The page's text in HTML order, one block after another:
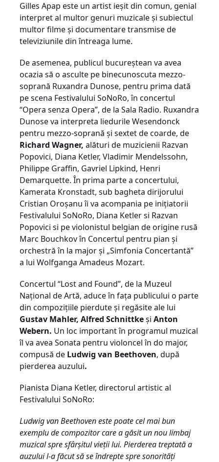
Gilles Apap este un artist ieșit din comun, genial
interpret al multor genuri muzicale și subiectul
multor filme și documentare transmise de
televiziunile din întreaga lume.
De asemenea, publicul bucureștean va avea
ocazia să o asculte pe binecunoscuta mezzo-
soprană Ruxandra Dunose, pentru prima dată
pe scena Festivalului SoNoRo, în concertul
“Opera senza Opera”, de la Sala Radio. Ruxandra
Dunose va interpreta liedurile Wesendonck
pentru mezzo-soprană și sextet de coarde, de
Richard Wagner, alături de muzicienii Razvan
Popovici, Diana Ketler, Vladimir Mendelssohn,
Philippe Graffin, Gavriel Lipkind, Henri
Demarquette. În prima parte a concertului,
Kamerata Kronstadt, sub bagheta dirijorului
Cristian Oroșanu îi va acompania pe inițiatorii
Festivalului SoNoRo, Diana Ketler si Razvan
Popovici si pe violonistul belgian de origine rusă
Marc Bouchkov în Concertul pentru pian și
orchestră în la major și „Simfonia Concertantă”
a lui Wolfganga Amadeus Mozart.
Concertul “Lost and Found”, de la Muzeul
Național de Artă, aduce în fața publicului o parte
din compozițiile pierdute și regăsite ale lui
Gustav Mahler, Alfred Schnittkeși Anton
Webern. Un loc important în programul muzical
îl va avea Sonata pentru violoncel în do major,
compusă de Ludwig van Beethoven, după
pierderea auzului.
Pianista Diana Ketler, directorul artistic al
Festivalului SoNoRo:
Ludwig van Beethoven este poate cel mai bun
exemplu de compozitor care a găsit un nou limbaj
muzical spre sfârșitul vieții lui. Pierderea treptată a
auzului l-a făcut să se îndrepte spre sonorități